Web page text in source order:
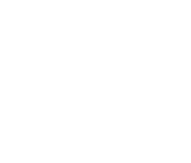
Wellendingen